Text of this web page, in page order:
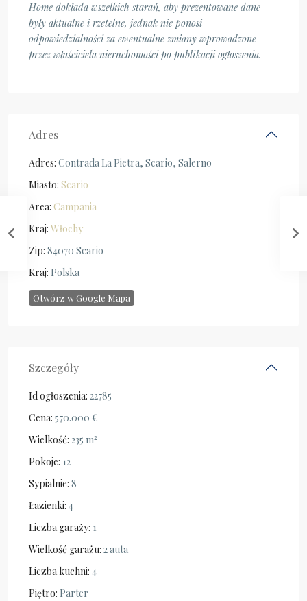
Home dokłada wszelkich starań, aby prezentowane dane
były aktualne i rzetelne, jednak nie ponosi
odpowiedzialności za ewentualne zmiany wprowadzone
przez właściciela nieruchomości po publikacji ogłoszenia.
Adres
Adres: Contrada La Pietra, Scario, Salerno
Miasto: Scario
Area: Campania
Kraj: Włochy
Zip: 84070 Scario
Kraj: Polska
Otwórz w Google Mapa
Szczegóły
Id ogłoszenia: 22785
Cena: 570.000 €
Wielkość: 235 m2
Pokoje: 12
Sypialnie: 8
Łazienki: 4
Liczba garaży: 1
Wielkość garażu: 2 auta
Liczba kuchni: 4
Piętro: Parter